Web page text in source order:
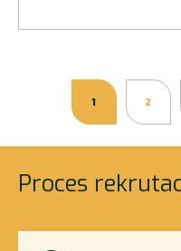
1 2
Proces